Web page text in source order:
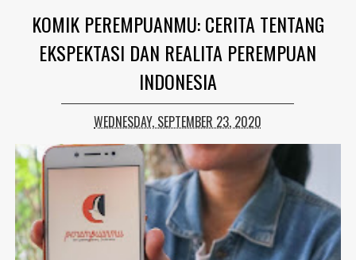
KOMIK PEREMPUANMU: CERITA TENTANG
EKSPEKTASI DAN REALITA PEREMPUAN
INDONESIA
WEDNESDAY, SEPTEMBER 23, 2020